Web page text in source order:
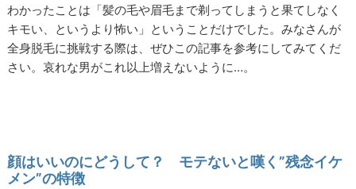
わかったことは「髪の毛や眉毛まで剃ってしまうと果てしなく
キモい、というより怖い」ということだけでした。みなさんが
全身脱毛に挑戦する際は、ぜひこの記事を参考にしてみてくだ
さい。哀れな男がこれ以上増えないように…。
顔はいいのにどうして？ モテないと嘆く”残念イケ
メン”の特徴